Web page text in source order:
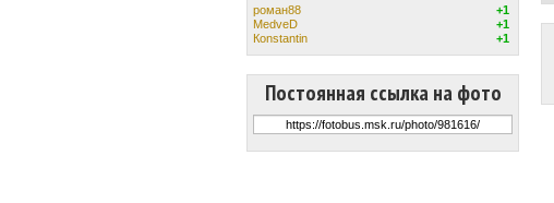
роман88
+1
MedveD
+1
Кonstantin
+1
Постоянная ссылка на фото